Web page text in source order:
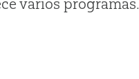
varios programas.